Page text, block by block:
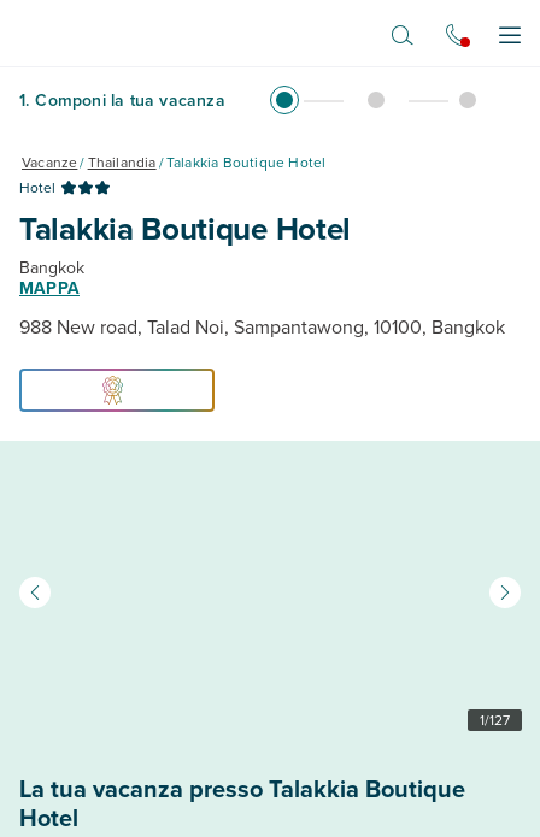
1. Componi la tua vacanza
Vacanze/Thailandia/Talakkia Boutique Hotel
Hotel
Talakkia Boutique Hotel
Bangkok
MAPPA
988 New road, Talad Noi, Sampantawong, 10100, Bangkok
1/127
La tua vacanza presso Talakkia Boutique
Hotel